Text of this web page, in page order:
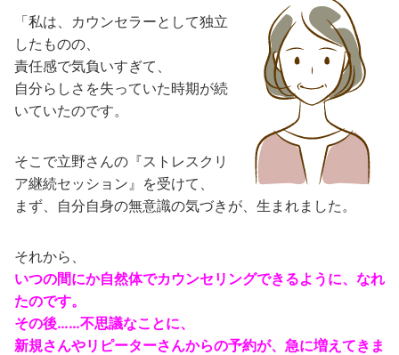
「私は、カウンセラーとして独立
したものの、
責任感で気負いすぎて、
自分らしさを失っていた時期が続
いていたのです。
そこで立野さんの『ストレスクリ
ア継続セッション』を受けて、
まず、自分自身の無意識の気づきが、生まれました。
それから、
いつの間にか自然体でカウンセリングできるように、なれ
たのです。
その後……不思議なことに、
新規さんやリピーターさんからの予約が、急に増えてきま